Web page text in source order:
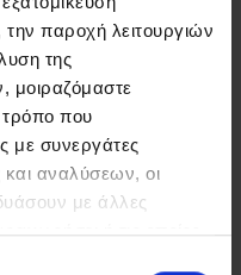
παροχή λειτουργιών
της
μοιραζόμαστε
που
με συνεργάτες
αναλύσεων, οι
με άλλες
ή τις οποίες